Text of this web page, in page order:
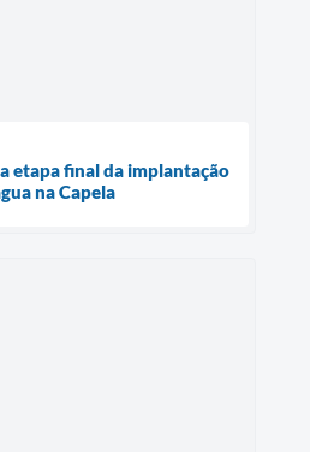
etapa final da implantação
na Capela